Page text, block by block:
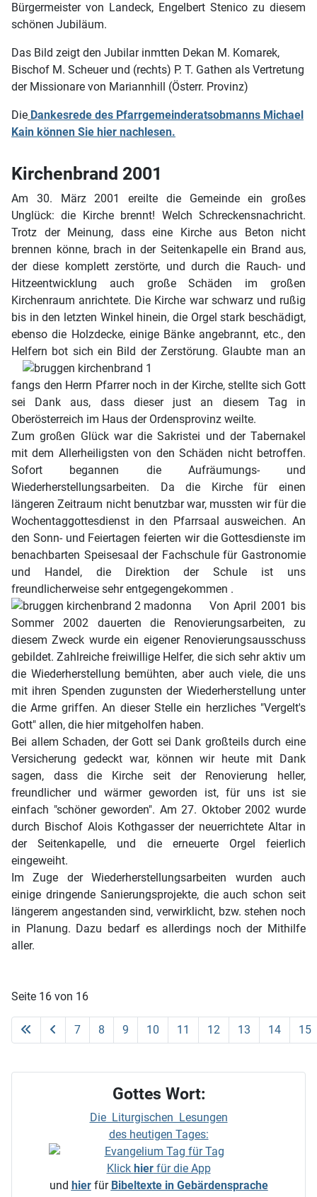
Bürgermeister von Landeck, Engelbert Stenico zu diesem
schönen Jubiläum.
Das Bild zeigt den Jubilar inmtten Dekan M. Komarek,
Bischof M. Scheuer und (rechts) P. T. Gathen als Vertretung
der Missionare von Mariannhill (Österr. Provinz)
Die Dankesrede des Pfarrgemeinderatsobmanns Michael
Kain können Sie hier nachlesen.
Kirchenbrand 2001
Am 30. März 2001 ereilte die Gemeinde ein großes
Unglück: die Kirche brennt! Welch Schreckensnachricht.
Trotz der Meinung, dass eine Kirche aus Beton nicht
brennen könne, brach in der Seitenkapelle ein Brand aus,
der diese komplett zerstörte, und durch die Rauch- und
Hitzeentwicklung auch große Schäden im großen
Kirchenraum anrichtete. Die Kirche war schwarz und rußig
bis in den letzten Winkel hinein, die Orgel stark beschädigt,
ebenso die Holzdecke, einige Bänke angebrannt, etc., den
Helfern bot sich ein Bild der Zerstörung. Glaubte man an
fangs den Herrn Pfarrer noch in der Kirche, stellte sich Gott
sei Dank aus, dass dieser just an diesem Tag in
Oberösterreich im Haus der Ordensprovinz weilte.
Zum großen Glück war die Sakristei und der Tabernakel
mit dem Allerheiligsten von den Schäden nicht betroffen.
Sofort begannen die Aufräumungs- und
Wiederherstellungsarbeiten. Da die Kirche für einen
längeren Zeitraum nicht benutzbar war, mussten wir für die
Wochentaggottesdienst in den Pfarrsaal ausweichen. An
den Sonn- und Feiertagen feierten wir die Gottesdienste im
benachbarten Speisesaal der Fachschule für Gastronomie
und Handel, die Direktion der Schule ist uns
freundlicherweise sehr entgegengekommen .
Von April 2001 bis
Sommer 2002 dauerten die Renovierungsarbeiten, zu
diesem Zweck wurde ein eigener Renovierungsausschuss
gebildet. Zahlreiche freiwillige Helfer, die sich sehr aktiv um
die Wiederherstellung bemühten, aber auch viele, die uns
mit ihren Spenden zugunsten der Wiederherstellung unter
die Arme griffen. An dieser Stelle ein herzliches "Vergelt's
Gott" allen, die hier mitgeholfen haben.
Bei allem Schaden, der Gott sei Dank großteils durch eine
Versicherung gedeckt war, können wir heute mit Dank
sagen, dass die Kirche seit der Renovierung heller,
freundlicher und wärmer geworden ist, für uns ist sie
einfach "schöner geworden". Am 27. Oktober 2002 wurde
durch Bischof Alois Kothgasser der neuerrichtete Altar in
der Seitenkapelle, und die erneuerte Orgel feierlich
eingeweiht.
Im Zuge der Wiederherstellungsarbeiten wurden auch
einige dringende Sanierungsprojekte, die auch schon seit
längerem angestanden sind, verwirklicht, bzw. stehen noch
in Planung. Dazu bedarf es allerdings noch der Mithilfe
aller.
Seite 16 von 16
7 8 9 10 11 12 13 14 15
Gottes Wort:
Die Liturgischen Lesungen
des heutigen Tages:
Klick hierfür die App
und hier für Bibeltexte in Gebärdensprache